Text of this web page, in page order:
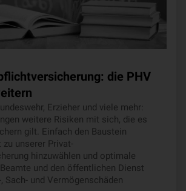
die PHV
Erzieher und viele mehr:
weitere Risiken mit sich, die es
gilt. Einfach den Baustein
unserer Privat-
hinzuwählen und optimale
und den öffentlichen Dienst
Sach- und Vermögenschäden